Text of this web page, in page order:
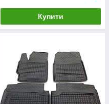
Купити